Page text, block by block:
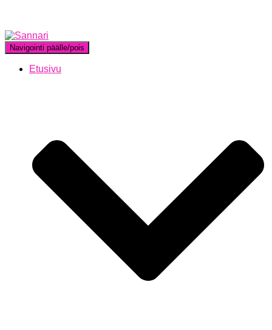
Navigointi päälle/pois
Etusivu